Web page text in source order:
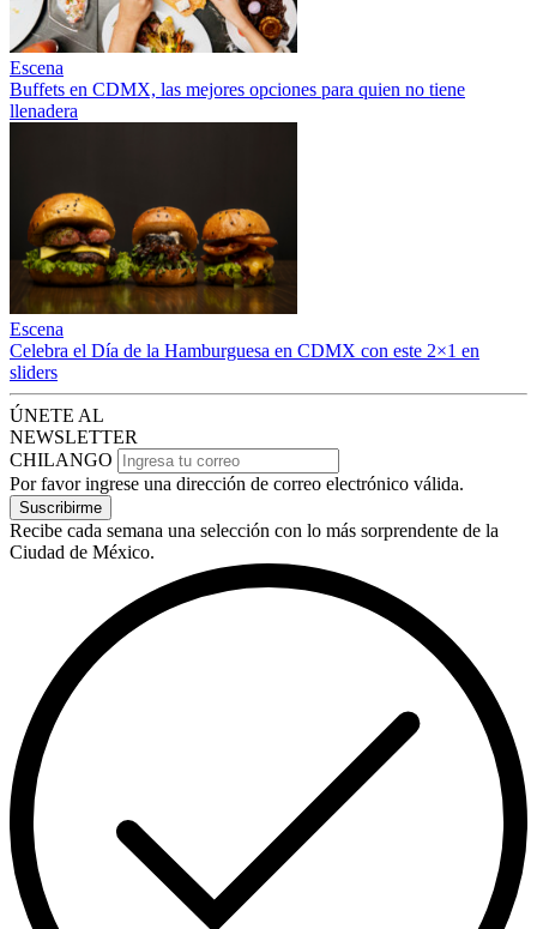
Escena
Buffets en CDMX, las mejores opciones para quien no tiene
llenadera
Escena
Celebra el Día de la Hamburguesa en CDMX con este 2×1 en
sliders
ÚNETE AL
NEWSLETTER
CHILANGO
Por favor ingrese una dirección de correo electrónico válida.
Suscribirme
Recibe cada semana una selección con lo más sorprendente de la
Ciudad de México.